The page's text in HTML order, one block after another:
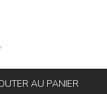
.
AU PANIER